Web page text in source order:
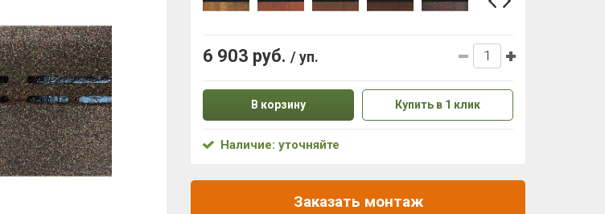
6 903 руб. / уп.
В корзину Купить в 1 клик
Наличие: уточняйте
Заказать монтаж